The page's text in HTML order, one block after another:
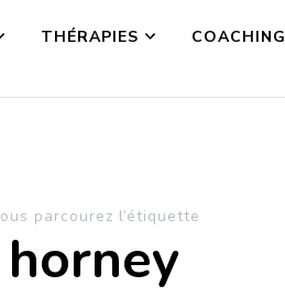
THÉRAPIES COACHING
parcourez l’étiquette
horney